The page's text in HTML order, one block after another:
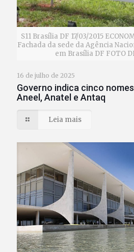
S11 Brasília DF 17/03/2015
Fachada da sede da Agência
em Brasília DF FOTO
16 de julho de 2025
Governo indica cinco
Aneel, Anatel e Antaq
Leia mais